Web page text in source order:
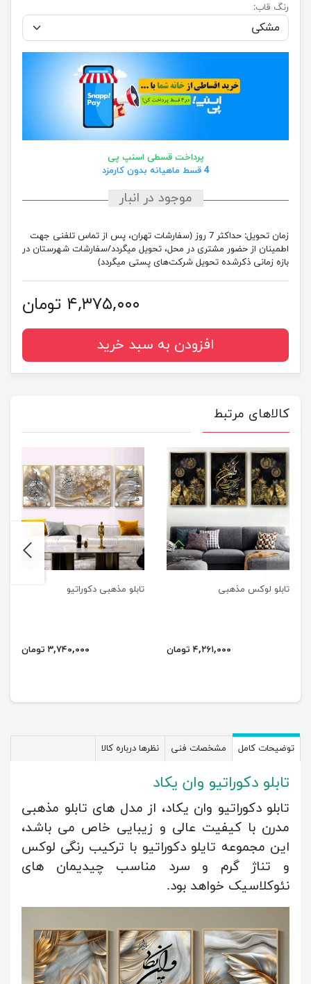
رنگ قاب:
پرداخت قسطی اسنپ پی
4 قسط ماهیانه بدون کارمزد
موجود در انبار
زمان تحویل:
حداکثر 7 روز (سفارشات تهران، پس از تماس تلفنی جهت
اطمینان از حضور مشتری در محل، تحویل میگردد/سفارشات شهرستان در
بازه زمانی ذکرشده تحویل شرکت‌های پستی میگردد)
۴,۳۷۵,۰۰۰ تومان
افزودن به سبد خرید
کالاهای مرتبط
تابلو لوکس مذهبی
۴,۲۶۱,۰۰۰ تومان
تابلو مذهبی دکوراتیو
۳,۷۴۰,۰۰۰ تومان
previus
توضیحات کامل مشخصات فنی نظرها درباره کالا
تابلو دکوراتیو وان یکاد
تابلو دکوراتیو وان یکاد، از مدل های تابلو مذهبی
مدرن با کیفیت عالی و زیبایی خاص می باشد،
این مجموعه تایلو دکوراتیو با ترکیب رنگی لوکس
و تناژ گرم و سرد مناسب چیدیمان های
نئوکلاسیک خواهد بود.